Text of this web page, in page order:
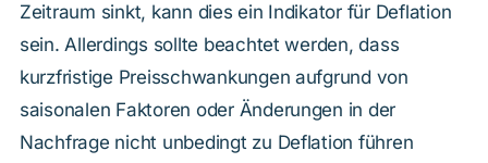
Zeitraum sinkt, kann dies ein Indikator für Deflation
sein. Allerdings sollte beachtet werden, dass
kurzfristige Preisschwankungen aufgrund von
saisonalen Faktoren oder Änderungen in der
Nachfrage nicht unbedingt zu Deflation führen